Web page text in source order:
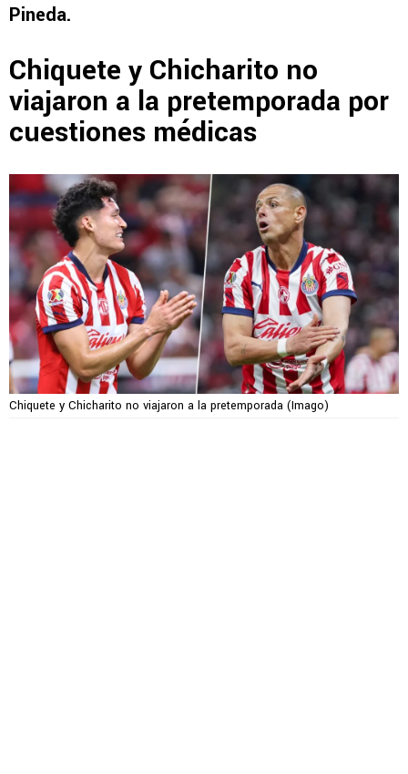
Pineda.
Chiquete y Chicharito no
viajaron a la pretemporada por
cuestiones médicas
Chiquete y Chicharito no viajaron a la pretemporada (Imago)